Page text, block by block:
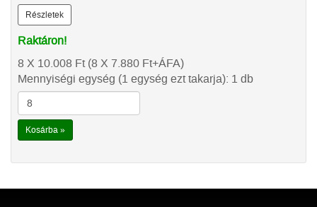
Részletek
Raktáron!
8 X 10.008 Ft(8 X 7.880 Ft+ÁFA)
Mennyiségi egység (1 egység ezt takarja): 1 db
Kosárba »